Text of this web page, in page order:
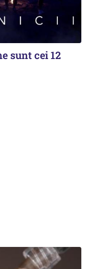
sunt cei 12